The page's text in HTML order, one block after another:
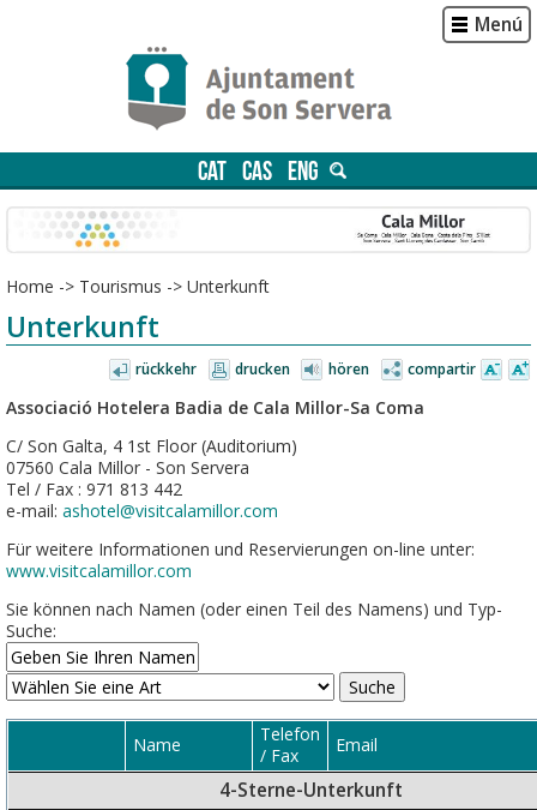
Menú
CAT CAS ENG
Home -> Tourismus -> Unterkunft
Unterkunft
rückkehr drucken hören compartir
Associació Hotelera Badia de Cala Millor-Sa Coma
C/ Son Galta, 4 1st Floor (Auditorium)
07560 Cala Millor - Son Servera
Tel / Fax : 971 813 442
e-mail: ashotel@visitcalamillor.com
Für weitere Informationen und Reservierungen on-line unter:
www.visitcalamillor.com
Sie können nach Namen (oder einen Teil des Namens) und Typ-
Suche:
Name
Telefon
/ Fax
Email
4-Sterne-Unterkunft